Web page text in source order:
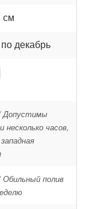
см
декабрь
Допустимы
несколько часов,
Обильный полив